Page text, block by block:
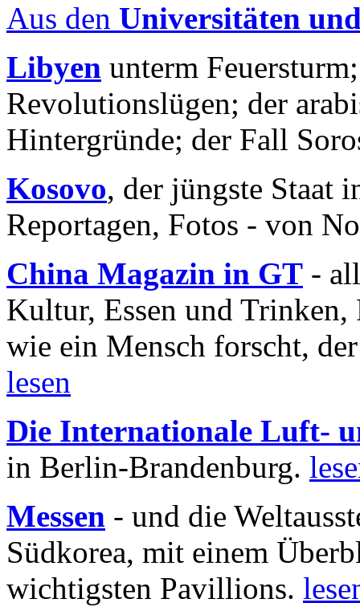
Aus den Universitäten
Libyen unterm
Revolutionslügen; der
Hintergründe; der Fall
Kosovo, der jüngste Staat
Reportagen, Fotos - von
China Magazin in GT -
Kultur, Essen und
wie ein Mensch forscht,
lesen
Die Internationale Luft-
in Berlin-Brandenburg.
Messen - und die
Südkorea, mit einem
wichtigsten Pavillions.